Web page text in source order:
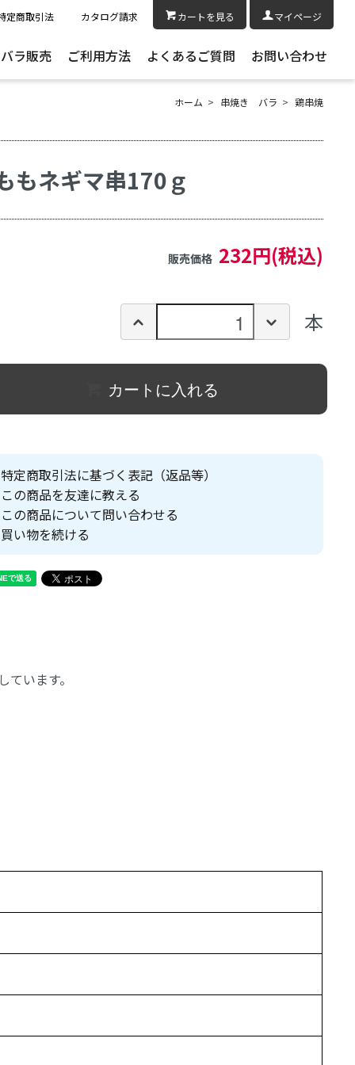
定商取引法 カタログ請求 カートを見る マイページ
ラ販売 ご利用方法 よくあるご質問 お問い合わせ
ホーム > 串焼き バラ > 鶏串焼
もネギマ串170ｇ
販売価格 232円(税込)
本
カートに入れる
特定商取引法に基づく表記（返品等）
この商品を友達に教える
この商品について問い合わせる
買い物を続ける
います。